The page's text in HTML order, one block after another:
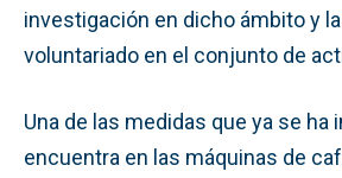
investigación en dicho ámbito y
voluntariado en el conjunto de
Una de las medidas que ya se ha
encuentra en las máquinas de